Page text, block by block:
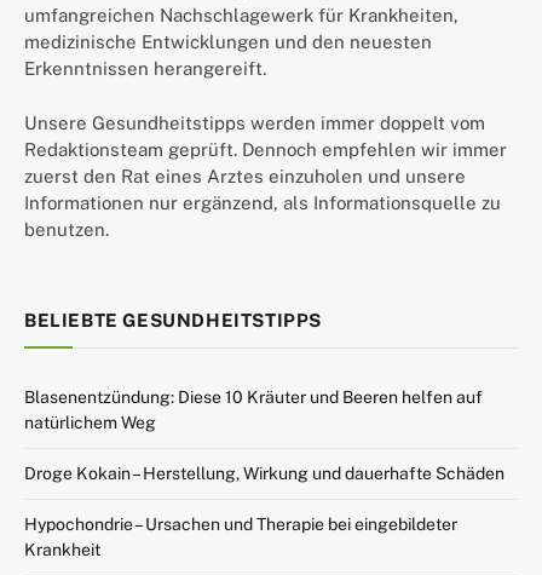
umfangreichen Nachschlagewerk für Krankheiten,
medizinische Entwicklungen und den neuesten
Erkenntnissen herangereift.
Unsere Gesundheitstipps werden immer doppelt vom
Redaktionsteam geprüft. Dennoch empfehlen wir immer
zuerst den Rat eines Arztes einzuholen und unsere
Informationen nur ergänzend, als Informationsquelle zu
benutzen.
BELIEBTE GESUNDHEITSTIPPS
Blasenentzündung: Diese 10 Kräuter und Beeren helfen auf
natürlichem Weg
Droge Kokain – Herstellung, Wirkung und dauerhafte Schäden
Hypochondrie – Ursachen und Therapie bei eingebildeter
Krankheit